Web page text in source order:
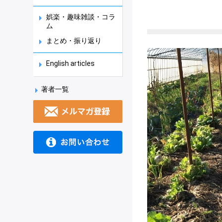
娯楽・趣味雑談・コラ
ム
まとめ・振り返り
English articles
著者一覧